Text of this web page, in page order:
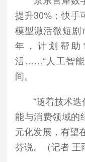
提升30%；快手
模型激活微短剧
年，计划帮助
活……“人工智能
间。
“随着技术迭
能与消费领域的
元化发展，有望
芬说。（记者 王